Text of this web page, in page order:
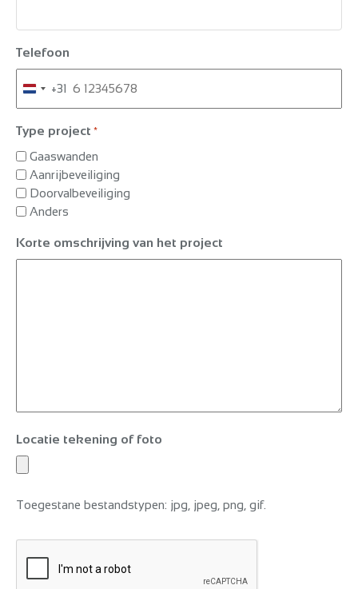
Telefoon
Netherlands
+31
+31
Type project *
Gaaswanden
Aanrijbeveiliging
Doorvalbeveiliging
Anders
Korte omschrijving van het project
Locatie tekening of foto
Toegestane bestandstypen: jpg, jpeg, png, gif.